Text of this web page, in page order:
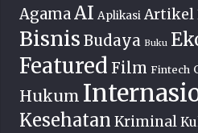
AgamaAI Aplikasi Artikel
Bisnis Budaya Buku
Featured Film Fintech
Hukum
Kesehatan Kriminal